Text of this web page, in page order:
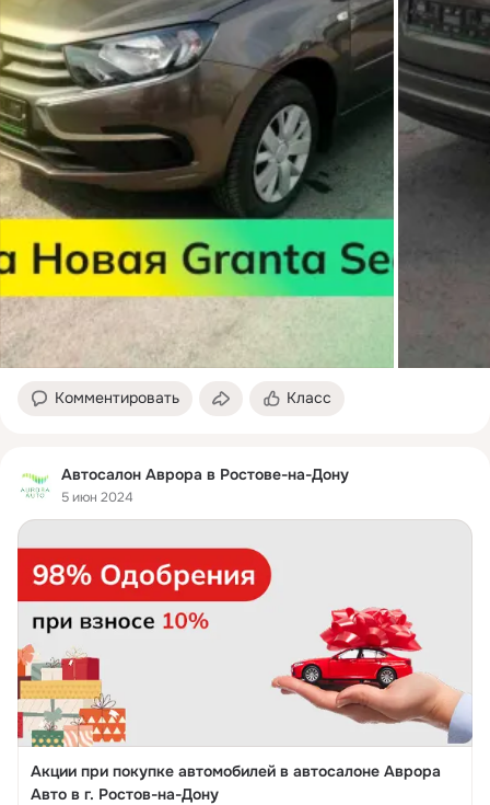
Комментировать Класс
Автосалон Аврора в Ростове-на-Дону
5 июн 2024
Акции при покупке автомобилей в автосалоне Аврора
Авто в г. Ростов-на-Дону